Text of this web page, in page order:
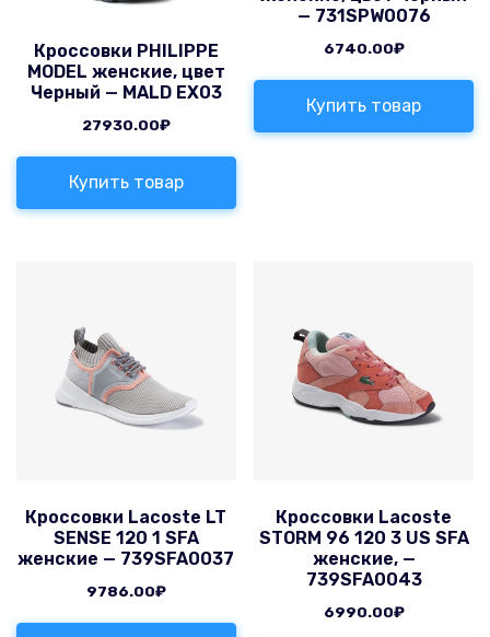
Кроссовки PHILIPPE
MODEL женские, цвет
Черный — MALD EX03
27930.00₽
Купить товар
— 731SPW0076
6740.00₽
Купить товар
Кроссовки Lacoste LT
SENSE 120 1 SFA
женские — 739SFA0037
9786.00₽
Кроссовки Lacoste
STORM 96 120 3 US SFA
женские, —
739SFA0043
6990.00₽